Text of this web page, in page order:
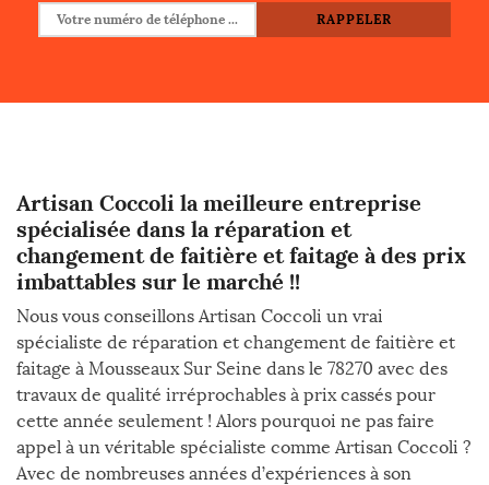
Artisan Coccoli la meilleure entreprise
spécialisée dans la réparation et
changement de faitière et faitage à des prix
imbattables sur le marché !!
Nous vous conseillons Artisan Coccoli un vrai
spécialiste de réparation et changement de faitière et
faitage à Mousseaux Sur Seine dans le 78270 avec des
travaux de qualité irréprochables à prix cassés pour
cette année seulement ! Alors pourquoi ne pas faire
appel à un véritable spécialiste comme Artisan Coccoli ?
Avec de nombreuses années d’expériences à son